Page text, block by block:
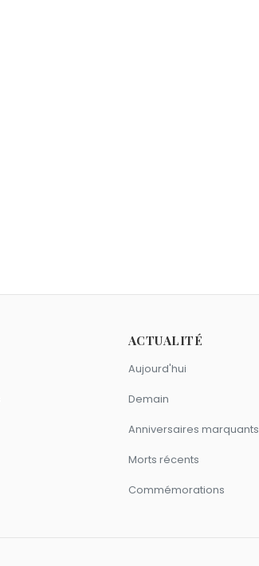
ACTUALITÉ
Aujourd'hui
Demain
Anniversaires marquants
Morts récents
Commémorations